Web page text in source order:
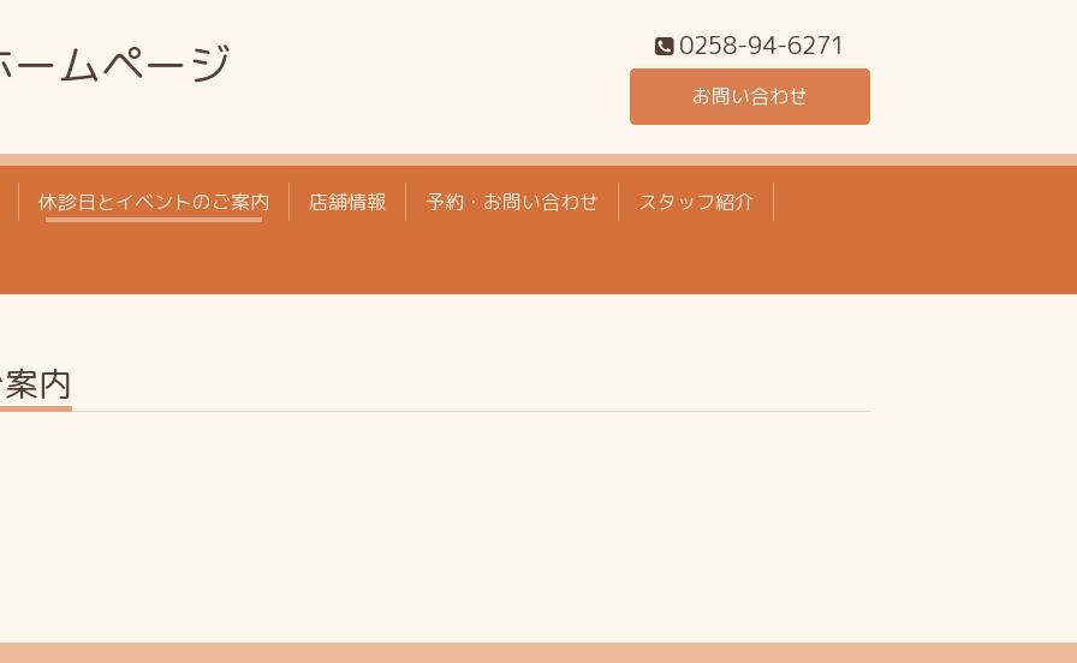
ムページ 0258-94-6271
お問い合わせ
休診日とイベントのご案内 店舗情報 予約・お問い合わせ スタッフ紹介
内